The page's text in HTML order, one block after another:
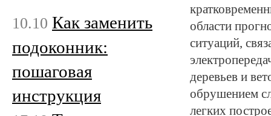
области
ситуаций,
деревьев и
обрушением
легких
10.10 Как заменить
подоконник:
пошаговая
инструкция